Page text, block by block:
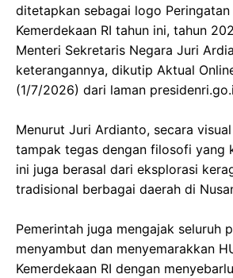
ditetapkan sebagai logo Peringatan
Kemerdekaan RI tahun ini, tahun
Menteri Sekretaris Negara Juri
keterangannya, dikutip Aktual
(1/7/2026) dari laman
‎Menurut Juri Ardianto, secara
tampak tegas dengan filosofi yang
ini juga berasal dari eksplorasi
tradisional berbagai daerah di
‎Pemerintah juga mengajak seluruh
menyambut dan menyemarakkan
Kemerdekaan RI dengan